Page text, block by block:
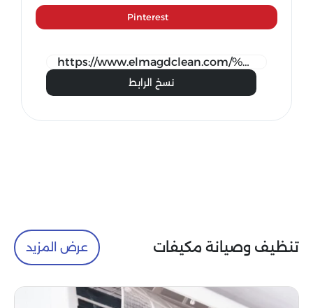
Pinterest
نسخ الرابط
تنظيف وصيانة مكيفات عرض المزيد